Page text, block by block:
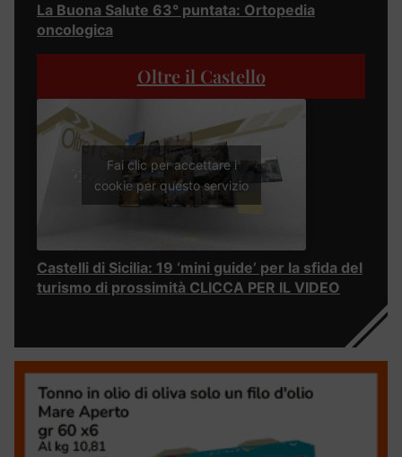
La Buona Salute 63° puntata: Ortopedia
oncologica
Oltre il Castello
Fai clic per accettare i
cookie per questo servizio
Castelli di Sicilia: 19 ‘mini guide’ per la sfida del
turismo di prossimità CLICCA PER IL VIDEO